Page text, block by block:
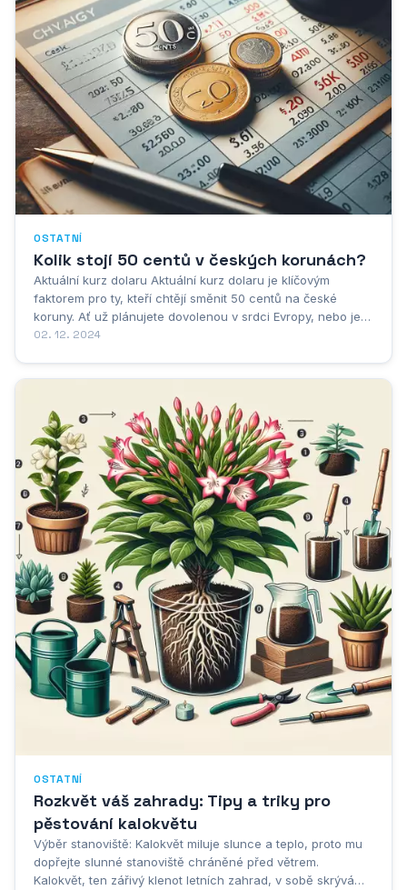
OSTATNÍ
Kolik stojí 50 centů v českých korunách?
Aktuální kurz dolaru Aktuální kurz dolaru je klíčovým
faktorem pro ty, kteří chtějí směnit 50 centů na české
koruny. Ať už plánujete dovolenou v srdci Evropy, nebo jen
chcete využít výhodného kurzu, převod měny z 50 centů
02. 12. 2024
OSTATNÍ
Rozkvět váš zahrady: Tipy a triky pro
pěstování kalokvětu
Výběr stanoviště: Kalokvět miluje slunce a teplo, proto mu
dopřejte slunné stanoviště chráněné před větrem.
Kalokvět, ten zářivý klenot letních zahrad, v sobě skrývá